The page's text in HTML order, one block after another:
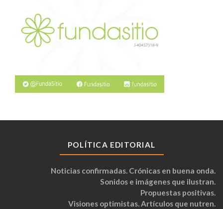
POLÍTICA EDITORIAL
Noticias confirmadas. Crónicas en buena onda.
Sonidos e imágenes que ilustran.
Propuestas positivas.
Visiones optimistas. Artículos que nutren.